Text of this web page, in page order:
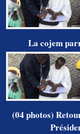
La cojem
(04 photos)